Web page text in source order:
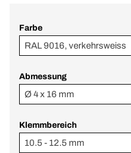
Farbe
RAL 9016, verkehrsweiss
Abmessung
Ø 4 x 16 mm
Klemmbereich
10.5 - 12.5 mm